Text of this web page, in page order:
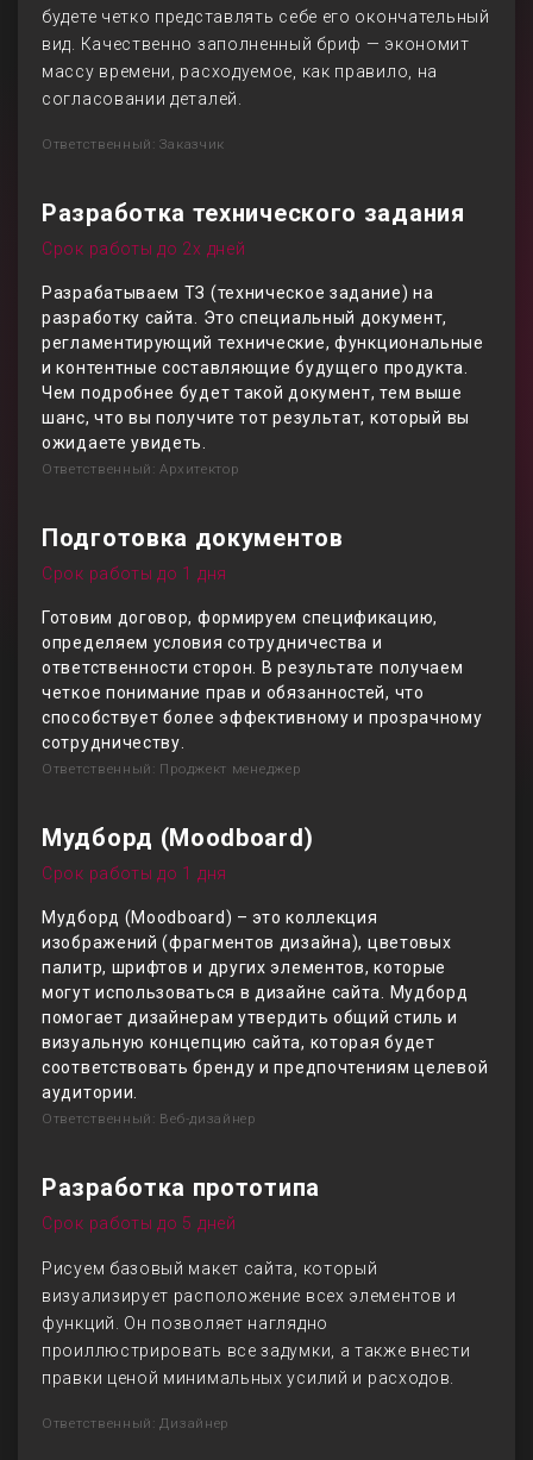
будете четко представлять себе его окончательный
вид. Качественно заполненный бриф — экономит
массу времени, расходуемое, как правило, на
согласовании деталей.
Ответственный: Заказчик
Разработка технического задания
Срок работы до 2х дней
Разрабатываем ТЗ (техническое задание) на
разработку сайта. Это специальный документ,
регламентирующий технические, функциональные
и контентные составляющие будущего продукта.
Чем подробнее будет такой документ, тем выше
шанс, что вы получите тот результат, который вы
ожидаете увидеть.
Ответственный: Архитектор
Подготовка документов
Срок работы до 1 дня
Готовим договор, формируем спецификацию,
определяем условия сотрудничества и
ответственности сторон. В результате получаем
четкое понимание прав и обязанностей, что
способствует более эффективному и прозрачному
сотрудничеству.
Ответственный: Проджект менеджер
Мудборд (Moodboard)
Срок работы до 1 дня
Мудборд (Moodboard) – это коллекция
изображений (фрагментов дизайна), цветовых
палитр, шрифтов и других элементов, которые
могут использоваться в дизайне сайта. Мудборд
помогает дизайнерам утвердить общий стиль и
визуальную концепцию сайта, которая будет
соответствовать бренду и предпочтениям целевой
аудитории.
Ответственный: Веб-дизайнер
Разработка прототипа
Срок работы до 5 дней
Рисуем базовый макет сайта, который
визуализирует расположение всех элементов и
функций. Он позволяет наглядно
проиллюстрировать все задумки, а также внести
правки ценой минимальных усилий и расходов.
Ответственный: Дизайнер